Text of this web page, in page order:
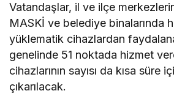
Vatandaşlar, il ve ilçe
MASKİ ve belediye binalarında
yüklematik cihazlardan
genelinde 51 noktada hizmet
cihazlarının sayısı da kısa süre
çıkarılacak.